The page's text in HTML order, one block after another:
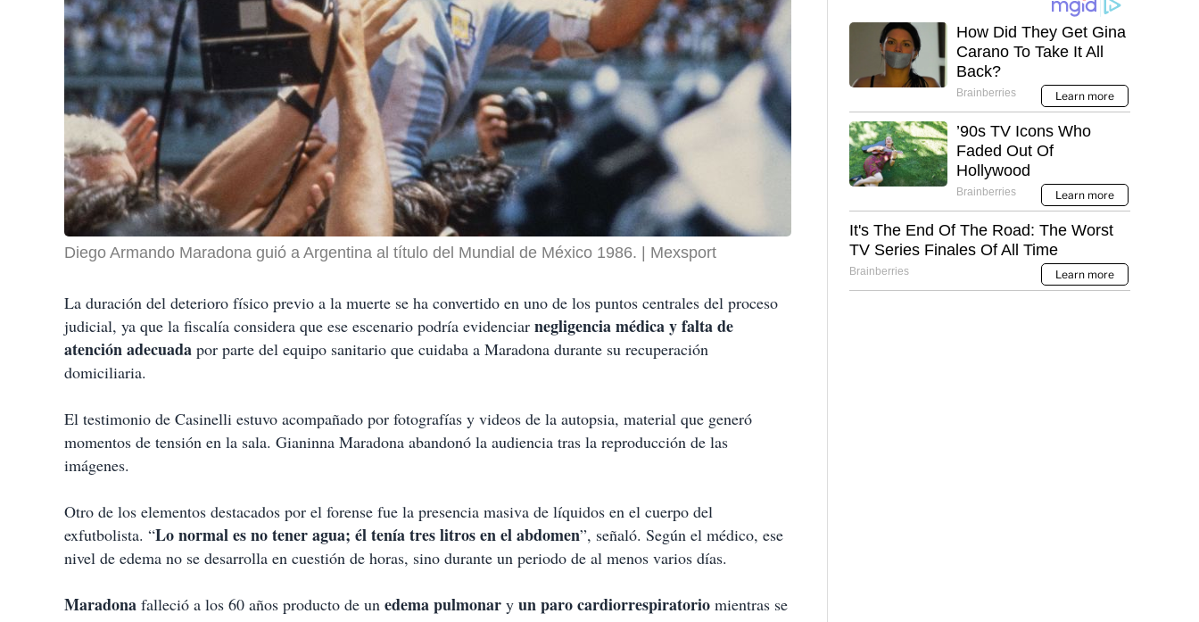
Diego Armando Maradona guió a Argentina al título del Mundial de México 1986. Mexsport
La duración del deterioro físico previo a la muerte se ha convertido en uno de los puntos centrales del proceso
judicial, ya que la fiscalía considera que ese escenario podría evidenciar negligencia médica y falta de
atención adecuada por parte del equipo sanitario que cuidaba a Maradona durante su recuperación
domiciliaria.
El testimonio de Casinelli estuvo acompañado por fotografías y videos de la autopsia, material que generó
momentos de tensión en la sala. Gianinna Maradona abandonó la audiencia tras la reproducción de las
imágenes.
Otro de los elementos destacados por el forense fue la presencia masiva de líquidos en el cuerpo del
exfutbolista. “Lo normal es no tener agua; él tenía tres litros en el abdomen”, señaló. Según el médico, ese
nivel de edema no se desarrolla en cuestión de horas, sino durante un periodo de al menos varios días.
Maradona falleció a los 60 años producto de un edema pulmonar y un paro cardiorrespiratorio mientras se